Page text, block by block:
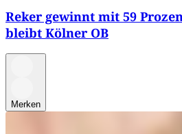
Reker gewinnt mit 59
bleibt Kölner OB
Merken